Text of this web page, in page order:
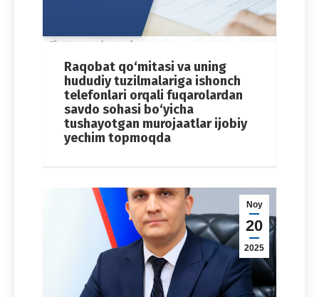
Raqobat qo‘mitasi va uning
hududiy tuzilmalariga ishonch
telefonlari orqali fuqarolardan
savdo sohasi bo‘yicha
tushayotgan murojaatlar ijobiy
yechim topmoqda
Noy
20
2025